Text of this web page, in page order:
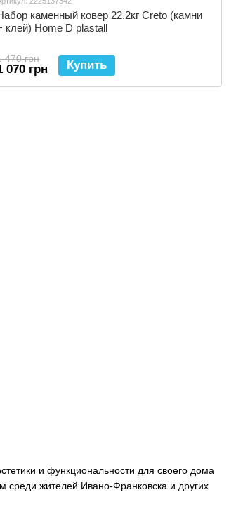
и функциональности для своего дома
среди жителей Ивано-Франковска и других
каменный ковер 22.2кг Creto (камни
клей) Home D plastall
470 грн
070 грн Купить